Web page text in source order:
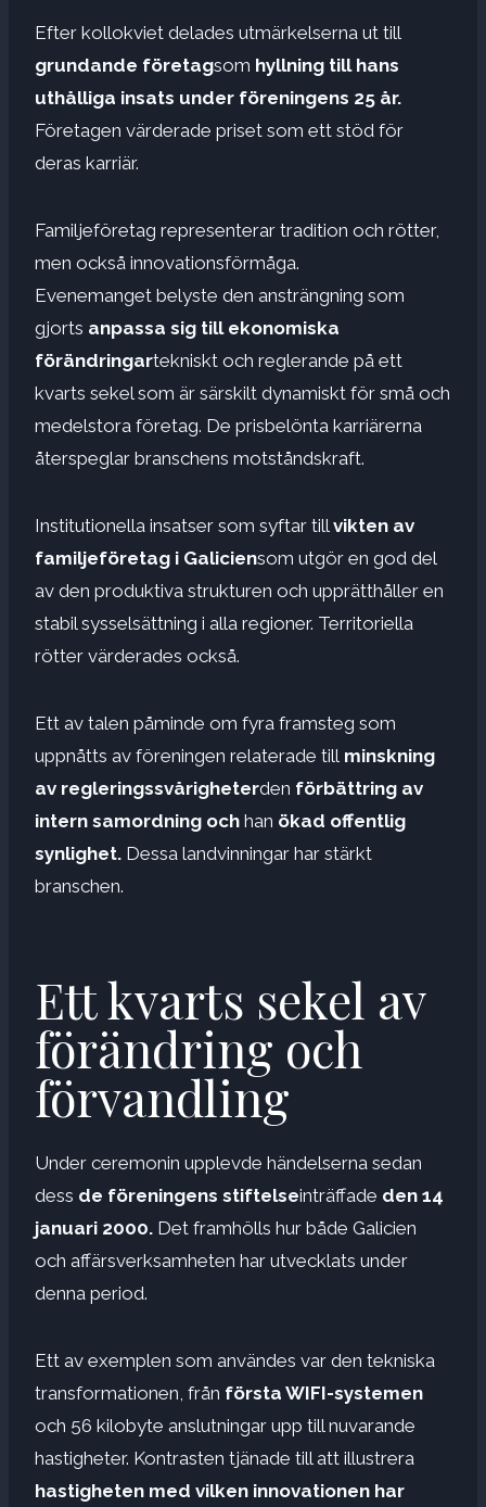
Efter kollokviet delades utmärkelserna ut till
grundande företagsom hyllning till hans
uthålliga insats under föreningens 25 år.
Företagen värderade priset som ett stöd för
deras karriär.
Familjeföretag representerar tradition och rötter,
men också innovationsförmåga.
Evenemanget belyste den ansträngning som
gjorts anpassa sig till ekonomiska
förändringartekniskt och reglerande på ett
kvarts sekel som är särskilt dynamiskt för små och
medelstora företag. De prisbelönta karriärerna
återspeglar branschens motståndskraft.
Institutionella insatser som syftar till vikten av
familjeföretag i Galiciensom utgör en god del
av den produktiva strukturen och upprätthåller en
stabil sysselsättning i alla regioner. Territoriella
rötter värderades också.
Ett av talen påminde om fyra framsteg som
uppnåtts av föreningen relaterade till minskning
av regleringssvårigheterden förbättring av
intern samordning och han ökad offentlig
synlighet. Dessa landvinningar har stärkt
branschen.
Ett kvarts sekel av
förändring och
förvandling
Under ceremonin upplevde händelserna sedan
dess de föreningens stiftelseinträffade den 14
januari 2000. Det framhölls hur både Galicien
och affärsverksamheten har utvecklats under
denna period.
Ett av exemplen som användes var den tekniska
transformationen, från första WIFI-systemen
och 56 kilobyte anslutningar upp till nuvarande
hastigheter. Kontrasten tjänade till att illustrera
hastigheten med vilken innovationen har